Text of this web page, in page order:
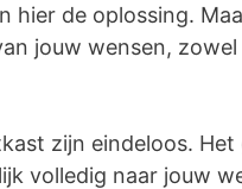
hier de oplossing.
jouw wensen,
zijn eindeloos.
volledig naar jouw